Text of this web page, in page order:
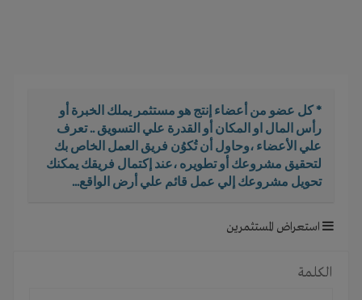
* كل عضو من أعضاء إنتج هو مستثمر يملك الخبرة أو
رأس المال او المكان أو القدرة علي التسويق .. تعرف
علي الأعضاء ،وحاول أن تُكوُن فريق العمل الخاص بك
لتحقيق مشروعك أو تطويره ،عند إكتمال فريقك يمكنك
تحويل مشروعك إلي عمل قائم علي أرض الواقع...
استعراض المستثمرين
الكلمة